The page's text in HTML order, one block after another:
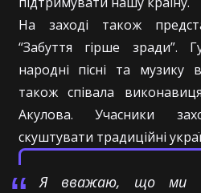
На заході також
“Забуття гірше зради”.
народні пісні та музику
також співала
Акулова. Учасники
скуштувати традиційні
Я вважаю, що ми